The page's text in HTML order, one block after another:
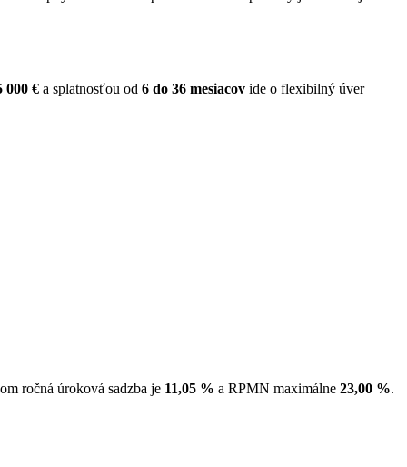
000 € a splatnosťou od 6 do 36 mesiacov ide o flexibilný úver
ročná úroková sadzba je 11,05 % a RPMN maximálne 23,00 %.